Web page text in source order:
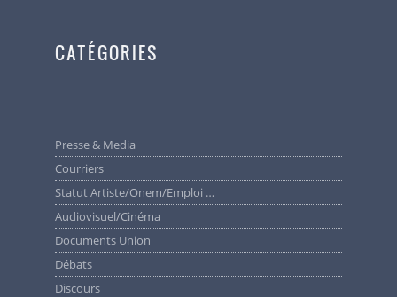
CATÉGORIES
Presse & Media
Courriers
Statut Artiste/Onem/Emploi …
Audiovisuel/cinéma
Documents Union
Débats
Discours